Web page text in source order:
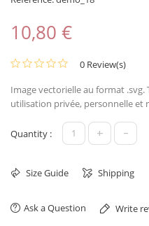
10,80 €
0 Review(s)
Image vectorielle au format
utilisation privée, personnelle et
Quantity : + -
Size Guide Shipping
Ask a Question Write